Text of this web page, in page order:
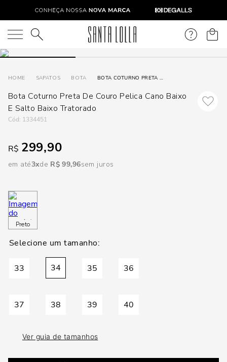
O que você está procurando?
SAPATOS BOTA BOTA COTURNO PRETA DE COURO PELICA CANO BAIXO E SALTO BAIXO TRATORADO
Bota Coturno Preta De Couro Pelica Cano Baixo
E Salto Baixo Tratorado
: 1334451
R$ 299,90
em até3 R$ 99,96sem juros
Preto
33 34 35 36
37 38 39 40
Ver guia de tamanhos